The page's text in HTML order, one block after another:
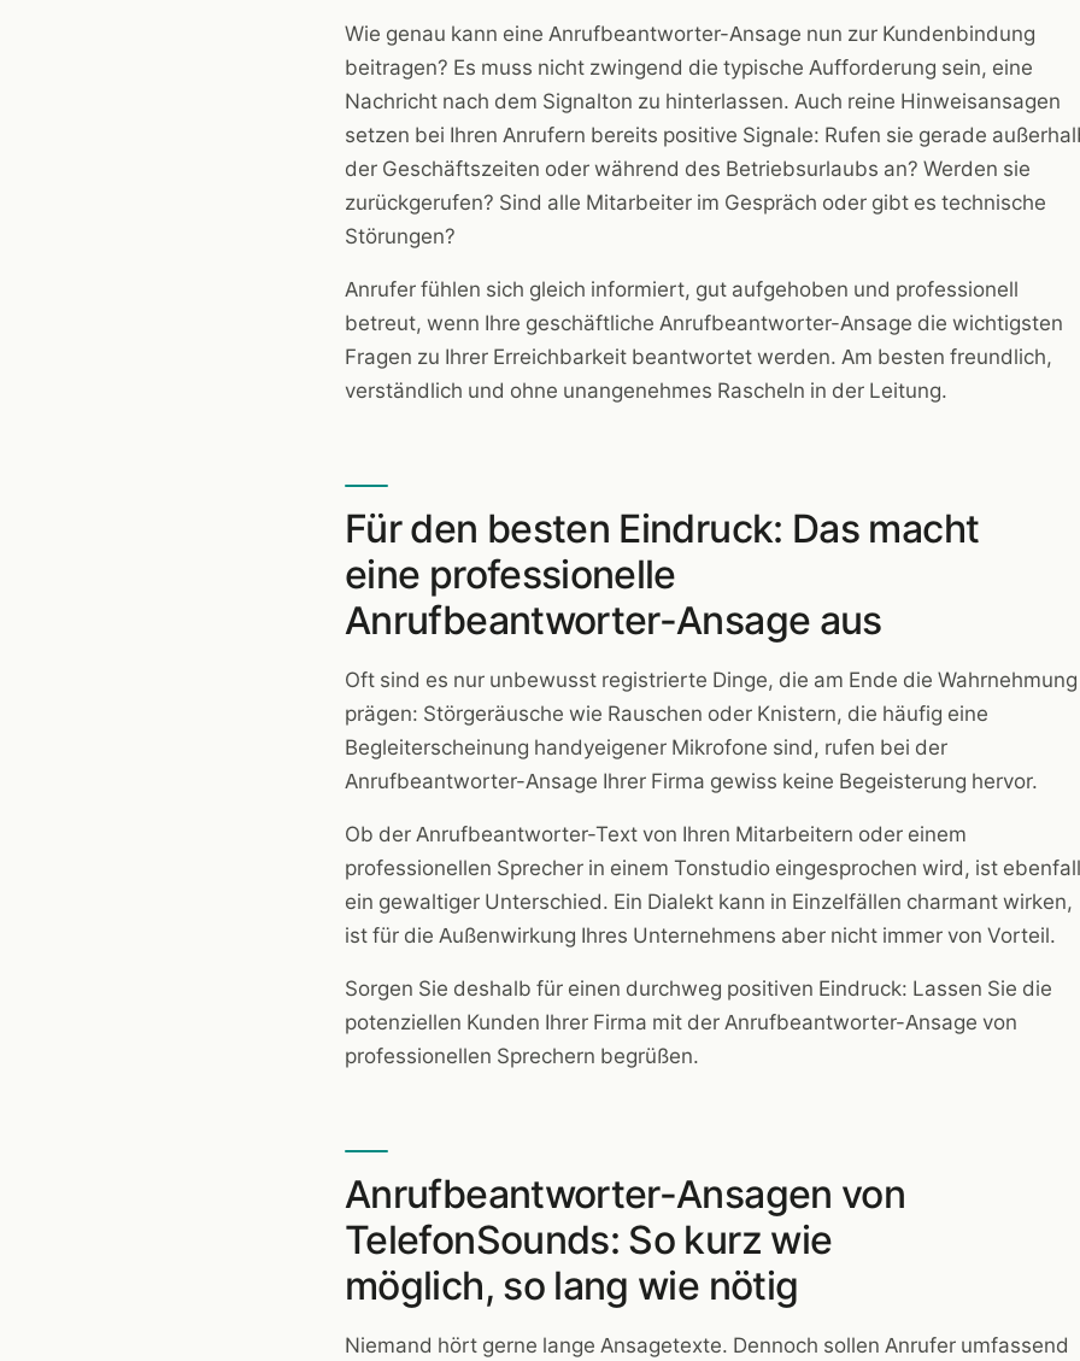
Wie genau kann eine Anrufbeantworter-Ansage nun zur Kundenbindung
beitragen? Es muss nicht zwingend die typische Aufforderung sein, eine
Nachricht nach dem Signalton zu hinterlassen. Auch reine Hinweisansagen
setzen bei Ihren Anrufern bereits positive Signale: Rufen sie gerade
der Geschäftszeiten oder während des Betriebsurlaubs an? Werden sie
zurückgerufen? Sind alle Mitarbeiter im Gespräch oder gibt es technische
Störungen?
Anrufer fühlen sich gleich informiert, gut aufgehoben und professionell
betreut, wenn Ihre geschäftliche Anrufbeantworter-Ansage die wichtigsten
Fragen zu Ihrer Erreichbarkeit beantwortet werden. Am besten freundlich,
verständlich und ohne unangenehmes Rascheln in der Leitung.
Für den besten Eindruck: Das macht
eine professionelle
Anrufbeantworter-Ansage aus
Oft sind es nur unbewusst registrierte Dinge, die am Ende die Wahrnehmung
prägen: Störgeräusche wie Rauschen oder Knistern, die häufig eine
Begleiterscheinung handyeigener Mikrofone sind, rufen bei der
Anrufbeantworter-Ansage Ihrer Firma gewiss keine Begeisterung hervor.
Ob der Anrufbeantworter-Text von Ihren Mitarbeitern oder einem
professionellen Sprecher in einem Tonstudio eingesprochen wird, ist
ein gewaltiger Unterschied. Ein Dialekt kann in Einzelfällen charmant wirken,
ist für die Außenwirkung Ihres Unternehmens aber nicht immer von Vorteil.
Sorgen Sie deshalb für einen durchweg positiven Eindruck: Lassen Sie die
potenziellen Kunden Ihrer Firma mit der Anrufbeantworter-Ansage von
professionellen Sprechern begrüßen.
Anrufbeantworter-Ansagen von
TelefonSounds: So kurz wie
möglich, so lang wie nötig
Niemand hört gerne lange Ansagetexte. Dennoch sollen Anrufer umfassend